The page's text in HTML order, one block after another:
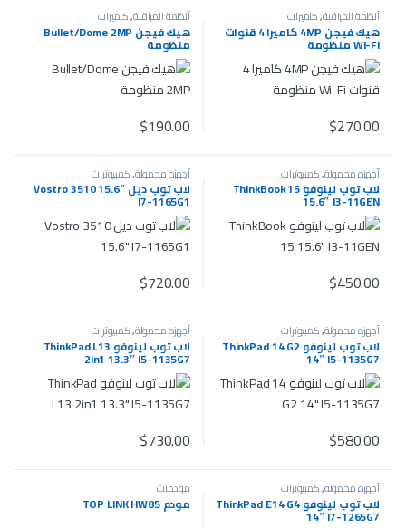
أنظمة المراقبة,كاميرات
هيك فيجن 4MP كاميرا 4 قنوات
Wi-Fi منظومة
$270.00
أنظمة المراقبة,كاميرات
هيك فيجن Bullet/Dome 2MP
منظومة
$190.00
أجهزه محمولة,كمبيوترات
لاب توب لينوفو ThinkBook 15
15.6″ I3-11GEN
$450.00
أجهزه محمولة,كمبيوترات
لاب توب ديل Vostro 3510 15.6″
I7-1165G1
$720.00
أجهزه محمولة,كمبيوترات
لاب توب لينوفو ThinkPad 14 G2
14″ I5-1135G7
$580.00
أجهزه محمولة,كمبيوترات
لاب توب لينوفو ThinkPad L13
2in1 13.3″ I5-1135G7
$730.00
أجهزه محمولة,كمبيوترات
لاب توب لينوفو ThinkPad E14 G4
14″ I7-1265G7
مودمات
مودم TOP LINK HW85